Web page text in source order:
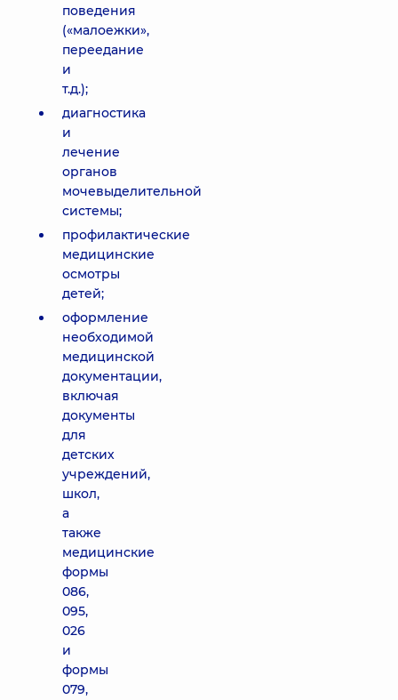
поведения
(«малоежки»,
переедание
и
т.д.);
диагностика
и
лечение
органов
мочевыделительной
системы;
профилактические
медицинские
осмотры
детей;
оформление
необходимой
медицинской
документации,
включая
документы
для
детских
учреждений,
школ,
а
также
медицинские
формы
086,
095,
026
и
формы
079,